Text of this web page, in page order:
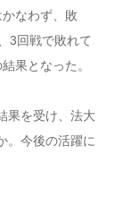
なわず、敗
3回戦で敗れて
果となった。
果を受け、法大
。今後の活躍に